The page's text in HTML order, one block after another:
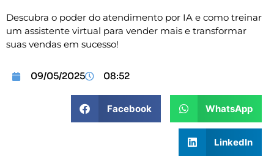
Descubra o poder do atendimento por IA e como treinar
um assistente virtual para vender mais e transformar
suas vendas em sucesso!
09/05/2025 08:52
Facebook WhatsApp
LinkedIn